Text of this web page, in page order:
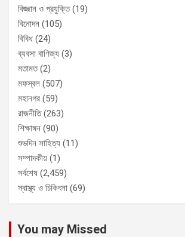
বিজ্জান ও প্রযুক্তি(19)
বিনোদন (105)
বিবিধ (24)
ব্যবসা বাণিজ্য (3)
মতামত(2)
মফস্বল (507)
মহানগর (59)
রাজনীতি(263)
শিক্ষাঙ্গন (90)
শুভদিন সাহিত্য (11)
সম্পাদকীয় (1)
সর্বশেষ (2,459)
স্বাস্থ্য ও চিকিৎসা (69)
You may Missed